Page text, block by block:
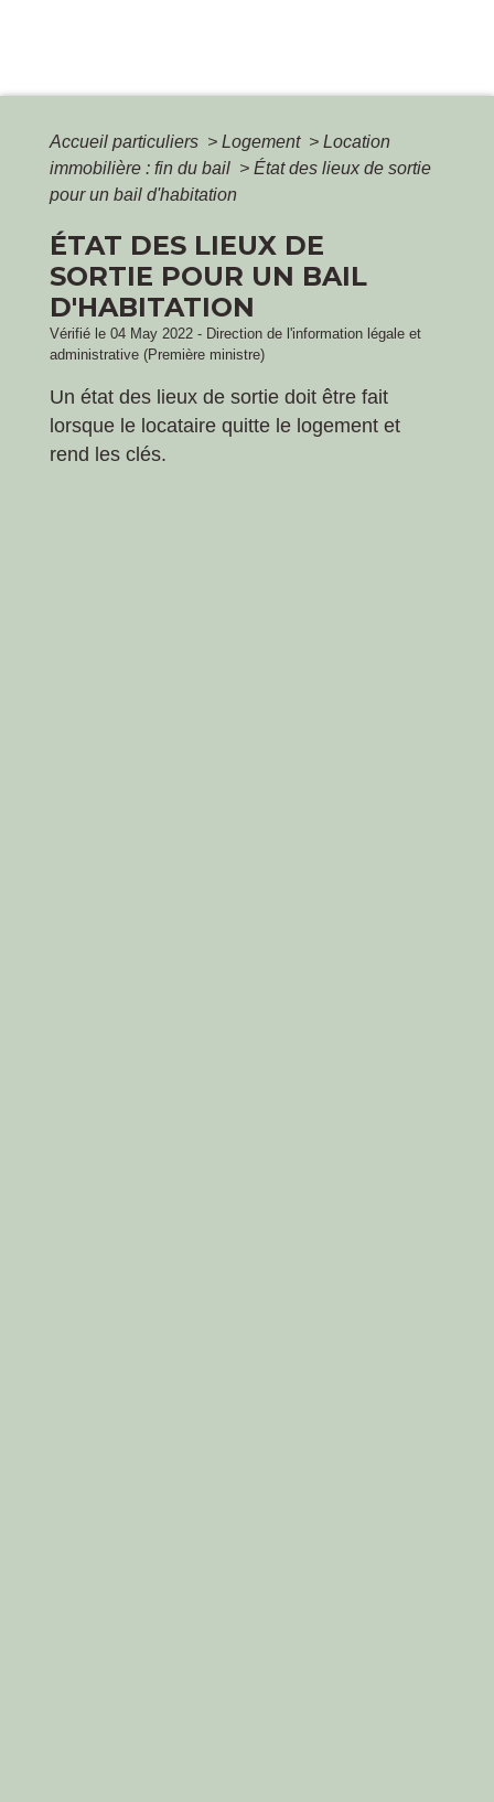
Accueil particuliers > Logement > Location
immobilière : fin du bail > État des lieux de sortie
pour un bail d'habitation
ÉTAT DES LIEUX DE
SORTIE POUR UN BAIL
D'HABITATION
Vérifié le 04 May 2022 - Direction de l'information légale et
administrative (Première ministre)
Un état des lieux de sortie doit être fait
lorsque le locataire quitte le logement et
rend les clés.